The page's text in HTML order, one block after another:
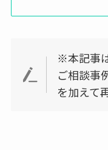
※本記事
ご相談事
を加えて